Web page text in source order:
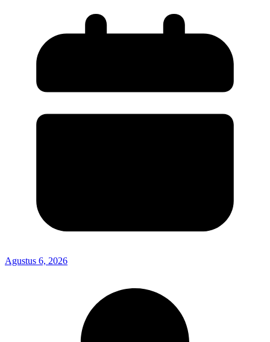
Agustus 6, 2026